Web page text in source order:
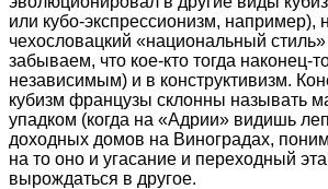
или кубо-экспрессионизм, например),
чехословацкий «национальный
забываем, что кое-кто тогда наконец-
независимым) и в конструктивизм.
кубизм французы склонны называть
упадком (когда на «Адрии» видишь
доходных домов на Виноградах,
на то оно и угасание и переходный
вырождаться в другое.